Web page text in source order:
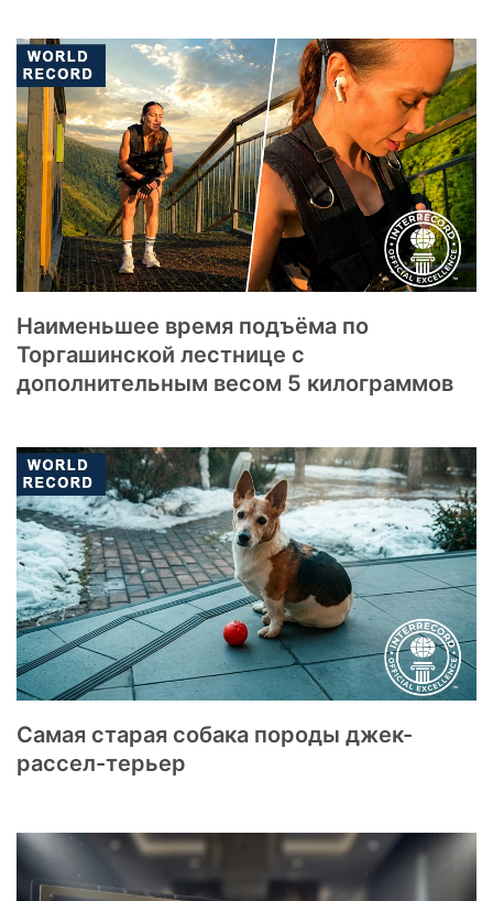
Наименьшее время подъёма по
Торгашинской лестнице с
дополнительным весом 5 килограммов
Самая старая собака породы джек-
рассел-терьер